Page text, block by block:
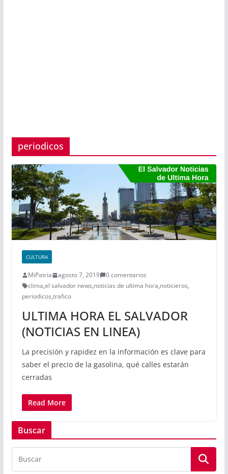
periodicos
CULTURA
MiPatria agosto 7, 2019
0 comentarios
clima,el salvador news,noticias de ultima hora,noticieros,
periodicos,trafico
ULTIMA HORA EL SALVADOR
(NOTICIAS EN LINEA)
La precisión y rapidez en la información es clave para
saber el precio de la gasolina, qué calles estarán
cerradas
Read More
Buscar